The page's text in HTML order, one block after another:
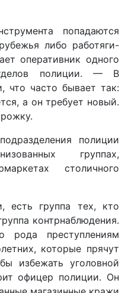
попадаются
либо работяги-
оперативник одного
полиции. — В
что часто бывает так:
а он требует новый.
полиции
группах,
столичного
группа тех, кто
контрнаблюдения.
рода преступлениям
которые прячут
избежать уголовной
офицер полиции. Он